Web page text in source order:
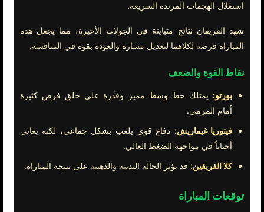
استغلال الهجمات المرتدة السريعة.
شهد الفريقان نتائج متباينة في الجولات الأخيرة، مما يجعل هذه
المباراة فرصة لكلاهما لتعديل مساره والعودة بقوة في المنافسة.
نقاط القوة والضعف
بورتو: يمتلك خط وسط مميز وقدرة على خلق فرص كثيرة
أمام المرمى.
فيتوريا غيماريش: دفاع قوي يلعب بشكل جماعي، لكنه يعاني
أحياناً في مواجهة الضغط العالي.
كلا الفريقين: قد تؤثر الحالة البدنية والذهنية على نتيجة المباراة.
توقعات المباراة